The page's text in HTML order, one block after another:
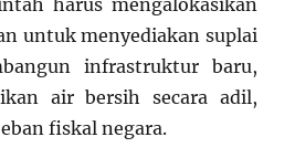
untuk menyediakan suplai
infrastruktur baru,
air bersih secara adil,
fiskal negara.